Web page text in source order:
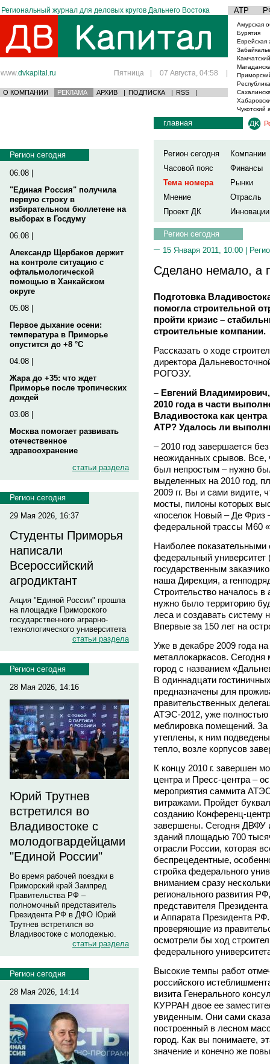
Региональный журнал для деловых кругов Дальнего Востока АТР
www.dvkapital.ru Пятница | 07 Августа, 04:58 |
О КОМПАНИИ РЕКЛАМА АРХИВ | ПОДПИСКА | RSS |
Амурская
Бурятия
Еврейская
Чукотский
Регион сегодня
06.08 |
"Единая Россия" получила
первую строку в
избирательном бюллетене на
выборах в Госдуму
06.08 |
Александр Щербаков держит
на контроле ситуацию с
офтальмологической
помощью в Ханкайском
округе
05.08 |
Первое дыхание осени:
температура в Приморье
опустится до +8 °C
04.08 |
Жара до +35: что ждет
Приморье после тропических
дождей
03.08 |
Москва помогает развивать
отечественное
здравоохранение
статьи раздела
Регион сегодня
29 Мая 2026, 16:37
Студенты Приморья
написали
Всероссийский
агродиктант
Акция "Единой России" прошла
на площадке Приморского
государственного аграрно-
технологического университета
статьи раздела
Регион сегодня
28 Мая 2026, 14:16
Юрий Трутнев
встретился во
Владивостоке с
молодогвардейцами
"Единой России"
Во время рабочей поездки в
Приморский край Зампред
Правительства РФ –
полномочный представитель
Президента РФ в ДФО Юрий
Трутнев встретился во
Владивостоке с молодежью.
статьи раздела
Регион сегодня
28 Мая 2026, 14:14
главная
Регион сегодня
Компании
Часовой пояс
Финансы
Тема номера
Рынки
Мнение
Отрасль
Проект ДК
Инновации
Регион сегодня
15 Января 2011, 10:00 |
Сделано немало, а
Подготовка
помогла строительной
пройти кризис –
строительные компании.
Рассказать о ходе
директора
РОГОЗУ.
– Евгений
2010 года в части
Владивостока как
АТР? Удалось ли
– 2010 год завершается
неожиданных срывов. Все,
был непростым – нужно
выделенных на 2010 год,
2009 гг. Вы и сами видите,
мосты, пилоны которых
«поселок Новый – Де Фриз
федеральной трассы М60
Наиболее
федеральный
государственным
наша Дирекция, а
Строительство началось в
нужно было территорию
леса и создавать систему
Впервые за 150 лет на
Уже в декабре 2009 года
металлокаркасов.
город с названием
В одиннадцати
предназначены для
правительственных
АТЭС-2012, уже полностью
меблировка помещений. За
утеплены, к ним
тепло, возле корпусов
К концу 2010 г. завершен
центра и Пресс-центра –
мероприятия саммита
витражами. Пройдет
созданию Конференц-
завершены. Сегодня ДВФУ
зданий площадью 700
отрасли России, которая
беспрецедентные,
стройка федерального
вниманием сразу
регионального развития
представителя
и Аппарата Президента
проверяющие из
осмотрели бы ход
федерального
Высокие темпы работ
российского
визита Генерального
КУРРАН двое ее
увиденным. Они сами
построенный в лесном
город. Как вы понимаете,
значение и конечно же